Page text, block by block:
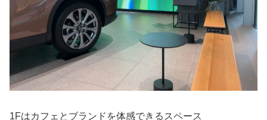
1Fはカフェとブランドを体感できるスペース